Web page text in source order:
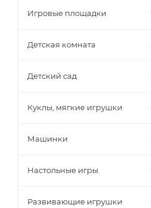
Игровые площадки
Детская комната
Детский сад
Куклы, мягкие игрушки
Машинки
Настольные игры
Развивающие игрушки